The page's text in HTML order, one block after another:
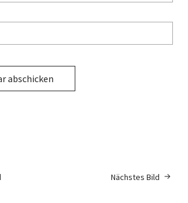
Nächstes Bild